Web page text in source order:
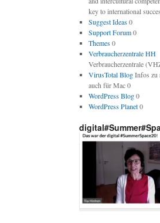
key to international
Suggest Ideas0
Support Forum0
Themes0
Verbraucherzentrale HH
Verbraucherzentrale
VirusTotal BlogInfos zu
auch für Mac 0
WordPress Blog0
WordPress Planet0